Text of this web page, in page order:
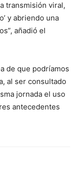
transmisión viral,
y abriendo una
añadió el
de que podríamos
al ser consultado
jornada el uso
antecedentes